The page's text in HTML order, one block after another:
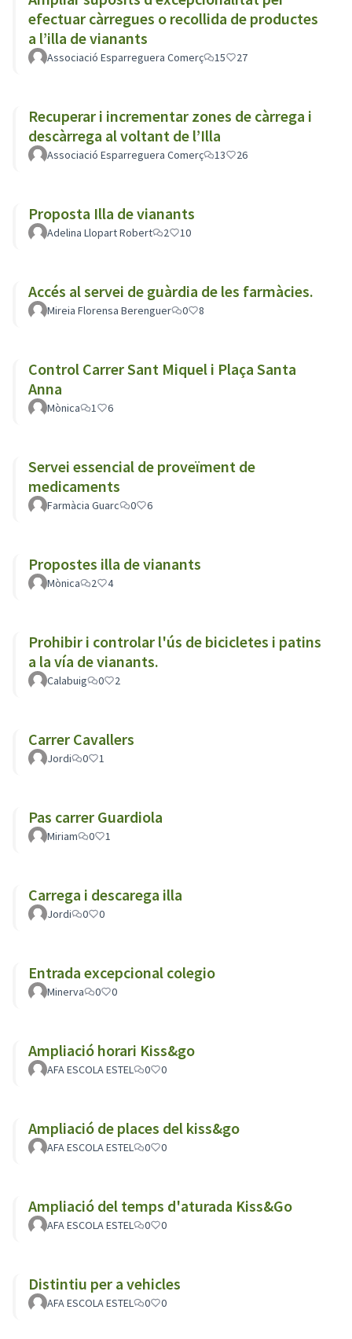
efectuar càrregues o recollida de productes
a l’illa de vianants
Associació Esparreguera Comerç 15 27
Recuperar i incrementar zones de càrrega i
descàrrega al voltant de l’Illa
Associació Esparreguera Comerç 13 26
Proposta Illa de vianants
Adelina Llopart Robert 2 10
Accés al servei de guàrdia de les farmàcies.
Mireia Florensa Berenguer 0 8
Control Carrer Sant Miquel i Plaça Santa
Anna
Mònica 1 6
Servei essencial de proveïment de
medicaments
Farmàcia Guarc 0 6
Propostes illa de vianants
Mònica 2 4
Prohibir i controlar l'ús de bicicletes i patins
a la vía de vianants.
Calabuig 0 2
Carrer Cavallers
Jordi 0 1
Pas carrer Guardiola
Miriam 0 1
Carrega i descarega illa
Jordi 0 0
Entrada excepcional colegio
Minerva 0 0
Ampliació horari Kiss&go
AFA ESCOLA ESTEL 0 0
Ampliació de places del kiss&go
AFA ESCOLA ESTEL 0 0
Ampliació del temps d'aturada Kiss&Go
AFA ESCOLA ESTEL 0 0
Distintiu per a vehicles
AFA ESCOLA ESTEL 0 0